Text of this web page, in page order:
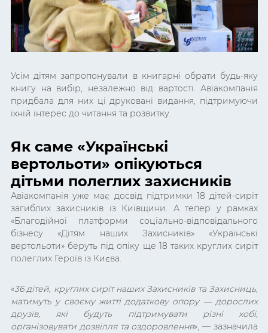
Усім дітям запропонували в книгарні обрати будь-яку
книгу на вибір, незалежно від вартості. Авіакомпанія
придбала для них ці друковані видання, підтримуючи
їхній інтерес до читання та розвитку.
Як саме «Українські
вертольоти» опікуються
дітьми полеглих захисників
Авіакомпанія уже має досвід підтримки 18 дітей-сиріт
загиблих захисників із Київщини. А тепер у рамках
«Благодійної платформи соціально-відповідального
бізнесу «Дітям наших Захисників» «Українські
вертольоти» беруть під опіку ще 18 таких круглих сиріт
полеглих Героїв із Києва.
«36 дітей, круглих сиріт наших Захисників та Захисниць,
матимуть у своєму житті додаткову опору —дорослих
друзів, які будуть підтримувати різні хобі,
організовувати дозвілля та оздоровлення»,— зазначила